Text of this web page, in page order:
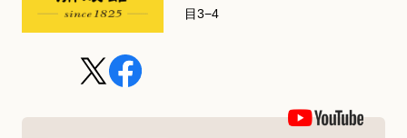
目3−4